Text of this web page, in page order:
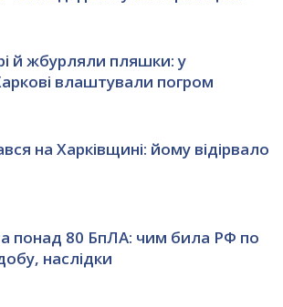
й жбурляли пляшки: у
влаштували погром
на Харківщині: йому відірвало
понад 80 БпЛА: чим била РФ по
наслідки